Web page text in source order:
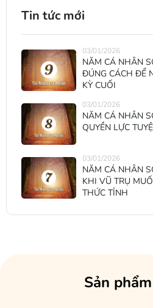
Tin tức mới
03/01/2026
NĂM CÁ NHÂN
ĐÚNG CÁCH ĐỂ
KỲ CUỐI
03/01/2026
NĂM CÁ NHÂN
QUYỀN LỰC
03/01/2026
NĂM CÁ NHÂN
KHI VŨ TRỤ
THỨC TỈNH
Sản